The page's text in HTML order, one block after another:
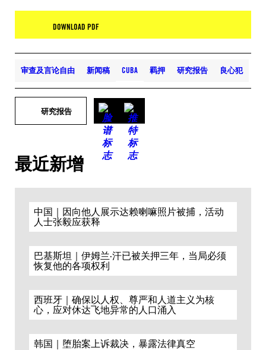
DOWNLOAD PDF
审查及言论自由 新闻稿 CUBA 羁押 研究报告 良心犯
研究报告
最近新增
中国｜因向他人展示达赖喇嘛照片被捕，活动
人士张毅应获释
巴基斯坦｜伊姆兰·汗已被关押三年，当局必须
恢复他的各项权利
西班牙｜确保以人权、尊严和人道主义为核
心，应对休达飞地异常的人口涌入
韩国｜堕胎案上诉裁决，暴露法律真空